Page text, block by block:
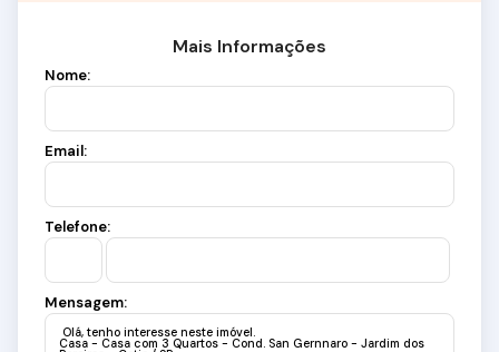
Mais Informações
Nome:
Email:
Telefone:
Mensagem: